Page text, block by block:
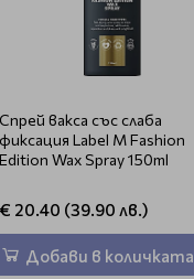
Спрей вакса със слаба
фиксация Label M Fashion
Edition Wax Spray 150ml
€ 20.40 (39.90 лв.)
Добави в количката